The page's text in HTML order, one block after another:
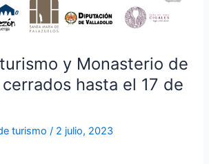
y Monasterio de
hasta el 17 de
turismo/ 2 julio, 2023